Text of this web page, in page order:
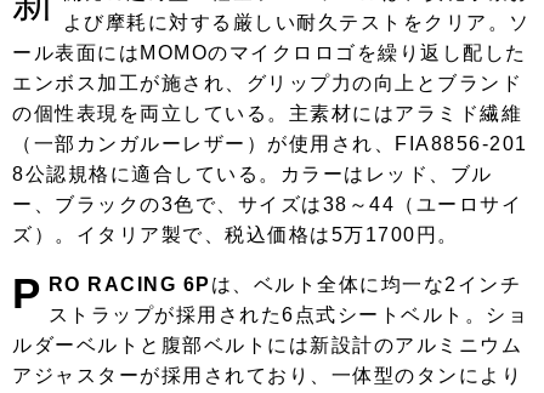
よび摩耗に対する厳しい耐久テストをクリア。ソ
ール表面にはMOMOのマイクロロゴを繰り返し配した
エンボス加工が施され、グリップ力の向上とブランド
の個性表現を両立している。主素材にはアラミド繊維
（一部カンガルーレザー）が使用され、FIA8856-201
8公認規格に適合している。カラーはレッド、ブル
ー、ブラックの3色で、サイズは38～44（ユーロサイ
ズ）。イタリア製で、税込価格は5万1700円。
P RO RACING 6P は、ベルト全体に均一な2インチ
ストラップが採用された6点式シートベルト。ショ
ルダーベルトと腹部ベルトには新設計のアルミニウム
アジャスターが採用されており、一体型のタンにより